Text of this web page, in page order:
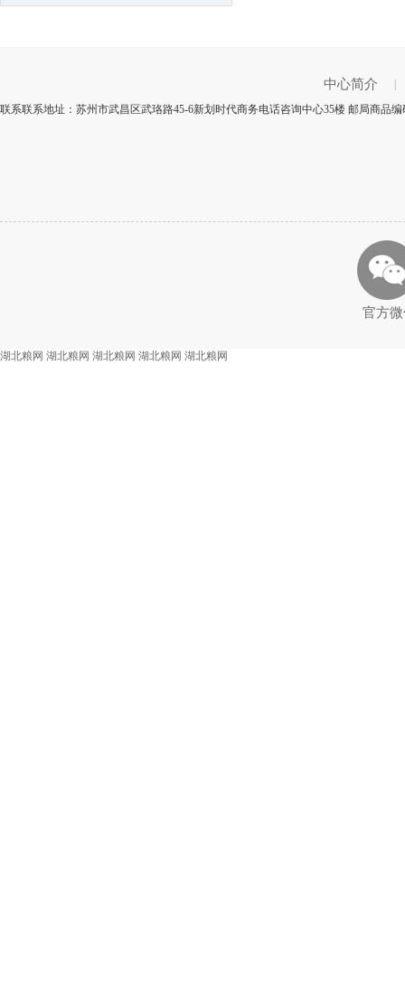
中心简介
|
联系联系地址：苏州市武昌区武珞路45-6新划时代商务电话咨询中心35楼 邮局商品
官方
湖北粮网 湖北粮网 湖北粮网 湖北粮网 湖北粮网